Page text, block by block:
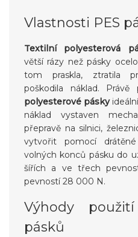
Vlastnosti PES
Textilní polyesterová
větší rázy než pásky
tom praskla, ztratila
poškodila náklad.
polyesterové pásky
náklad vystaven
přepravě na silnici,
vytvořit pomocí
volných konců pásku do
šířích a ve třech
pevností 28 000 N.
Výhody
pásků